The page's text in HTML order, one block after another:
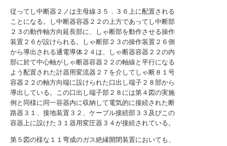
従ってし中断器２ノは主母線３５．３６上に配置される
ことになる。し中断器容器２２の上方であってし中断部
２３の動作軸方向延長部に、しゃ断部を動作させる操作
装置２６が設けられる。しゃ断部２３の操作装置２６側
から導出される通電導体２４は、しゃ断器容器２２の内
部に於て中心軸がしゃ断器容器２２の軸線と平行になる
よう配置された計器用変流器２７を介してしゃ断８１号
容器２２の軸方向端に設けられた口出し端子２８部から
導出している。この口出し端子部２８には第４図の実施
例と同様に同一容器内に収納して電気的に接続された断
路器３１、接地装置３２、ケーブル接続部３３及びこの
容器上に設けた３１器用変圧器３４が接続されている。
第５図の様な１１弯成のガス絶縁開閉装置においても、